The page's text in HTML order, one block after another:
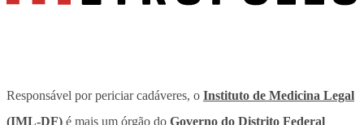
Responsável por periciar cadáveres, o Instituto de Medicina Legal
(IML-DF) é mais um órgão do Governo do Distrito Federal